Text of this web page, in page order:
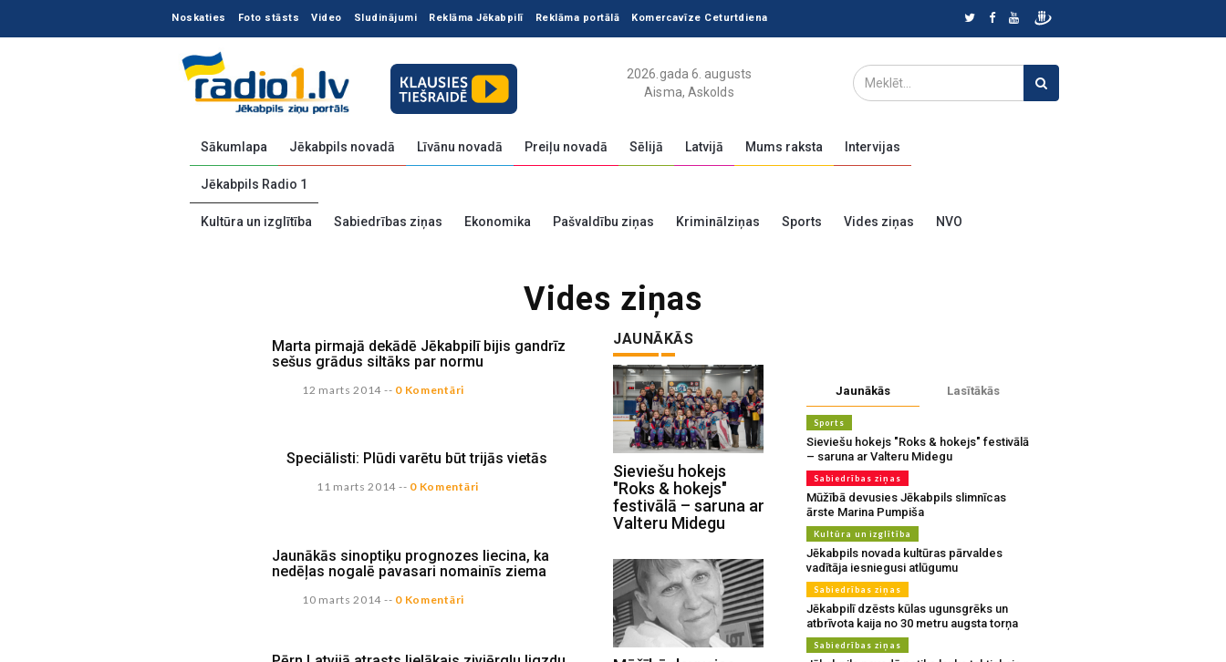
Noskaties Foto stāsts Video Sludinājumi Reklāma Jēkabpilī Reklāma portālā Komercavīze Ceturtdiena
2026.gada 6. augusts
Aisma, Askolds
Sākumlapa Jēkabpils novadā Līvānu novadā Preiļu novadā Sēlijā Latvijā Mums raksta Intervijas
Jēkabpils Radio 1
Kultūra un izglītība Sabiedrības ziņas Ekonomika Pašvaldību ziņas Kriminālziņas Sports Vides ziņas NVO
Vides ziņas
Marta pirmajā dekādē Jēkabpilī bijis gandrīz
sešus grādus siltāks par normu
12 marts 2014 -- 0 Komentāri
Speciālisti: Plūdi varētu būt trijās vietās
11 marts 2014 -- 0 Komentāri
Jaunākās sinoptiķu prognozes liecina, ka
nedēļas nogalē pavasari nomainīs ziema
10 marts 2014 -- 0 Komentāri
JAUNĀKĀS
Sieviešu hokejs
"Roks & hokejs"
festivālā – saruna ar
Valteru Midegu
Jaunākās Lasītākās
Sports
Sieviešu hokejs "Roks & hokejs" festivālā
– saruna ar Valteru Midegu
Sabiedrības ziņas
Mūžībā devusies Jēkabpils slimnīcas
ārste Marina Pumpiša
Kultūra un izglītība
Jēkabpils novada kultūras pārvaldes
vadītāja iesniegusi atlūgumu
Sabiedrības ziņas
Jēkabpilī dzēsts kūlas ugunsgrēks un
atbrīvota kaija no 30 metru augsta torņa
Sabiedrības ziņas